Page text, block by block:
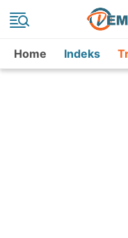
Home Indeks